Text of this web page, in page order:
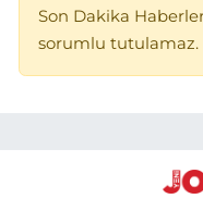
Son Dakika
sorumlu tutulamaz.